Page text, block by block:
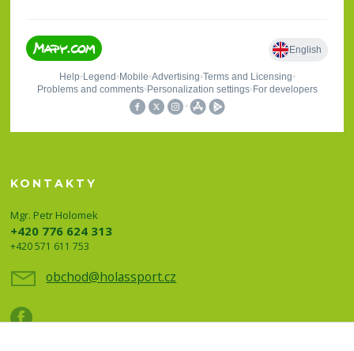
KONTAKTY
Mgr. Petr Holomek
+420 776 624 313
+420 571 611 753
obchod@holassport.cz